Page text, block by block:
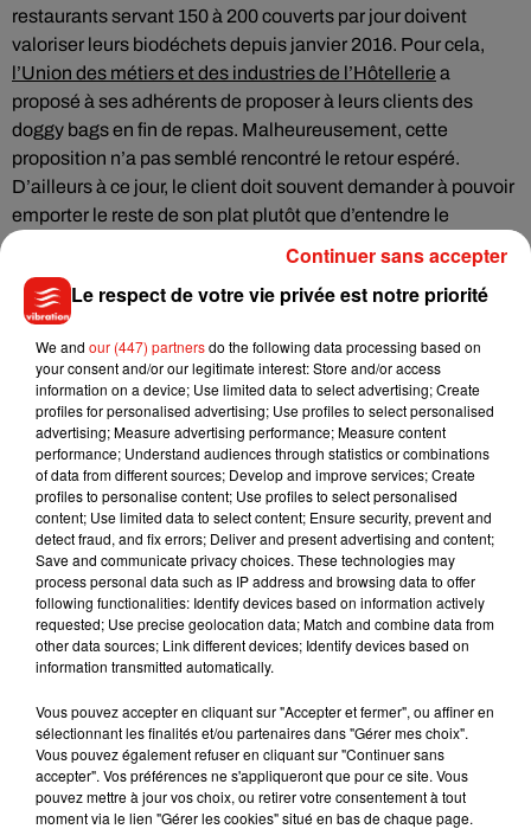
restaurants servant 150 à 200 couverts par jour doivent
valoriser leurs biodéchets depuis janvier 2016. Pour cela,
l’Union des métiers et des industries de l’Hôtellerie a
proposé à ses adhérents de proposer à leurs clients des
doggy bags en fin de repas. Malheureusement, cette
proposition n’a pas semblé rencontré le retour espéré.
D’ailleurs à ce jour, le client doit souvent demander à pouvoir
emporter le reste de son plat plutôt que d’entendre le
Musique
5 août 2026
Benny Blanco invite Selena Gomez et
Becky G sur son nouveau single
4 août 2026
Tiny Desk invite Charlie Puth pour une
live session solaire
4 août 2026
Ariana Grande prendra une pause après
sa tournée mondiale
Le respect de votre vie privée est notre priorité
We and our (447) partnersdo the following data processing based on
your consent and/or our legitimate interest: Store and/or access
information on a device; Use limited data to select advertising; Create
profiles for personalised advertising; Use profiles to select personalised
advertising; Measure advertising performance; Measure content
performance; Understand audiences through statistics or combinations
of data from different sources; Develop and improve services; Create
profiles to personalise content; Use profiles to select personalised
content; Use limited data to select content; Ensure security, prevent and
detect fraud, and fix errors; Deliver and present advertising and content;
Save and communicate privacy choices. These technologies may
process personal data such as IP address and browsing data to offer
following functionalities: Identify devices based on information actively
requested; Use precise geolocation data; Match and combine data from
other data sources; Link different devices; Identify devices based on
information transmitted automatically.
Vous pouvez accepter en cliquant sur "Accepter et fermer", ou affiner en
sélectionnant les finalités et/ou partenaires dans "Gérer mes choix".
Vous pouvez également refuser en cliquant sur "Continuer sans
accepter". Vos préférences ne s'appliqueront que pour ce site. Vous
pouvez mettre à jour vos choix, ou retirer votre consentement à tout
moment via le lien "Gérer les cookies" situé en bas de chaque page.
Continuer sans accepter